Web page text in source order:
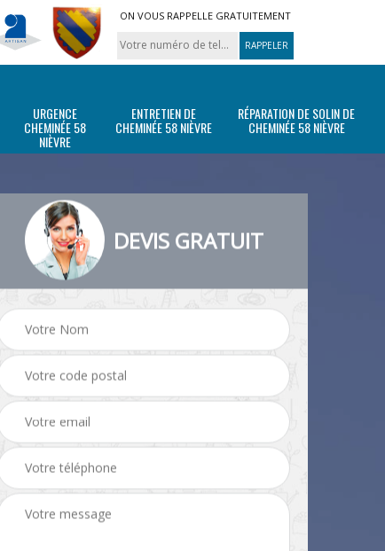
ON VOUS RAPPELLE GRATUITEMENT
URGENCE
CHEMINÉE 58
NIÈVRE
ENTRETIEN DE
CHEMINÉE 58 NIÈVRE
RÉPARATION DE SOLIN DE
CHEMINÉE 58 NIÈVRE
DEVIS GRATUIT